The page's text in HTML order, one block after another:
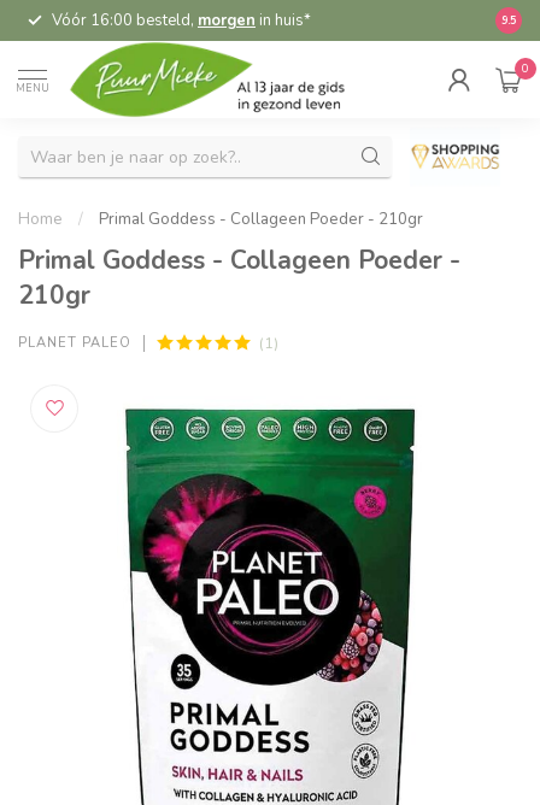
Vóór 16:00 besteld, morgen in huis* 9.5
MENU
0
Home / Primal Goddess - Collageen Poeder - 210gr
Primal Goddess - Collageen Poeder -
210gr
PLANET PALEO (1)